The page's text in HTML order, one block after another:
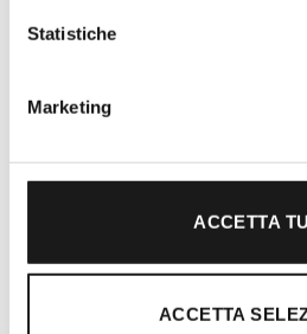
Statistiche
Marketing
ACCETTA
ACCETTA
l’acquisto un’esperienza